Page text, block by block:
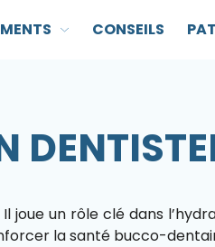
CONSEILS
joue un rôle clé dans
la santé bucco-